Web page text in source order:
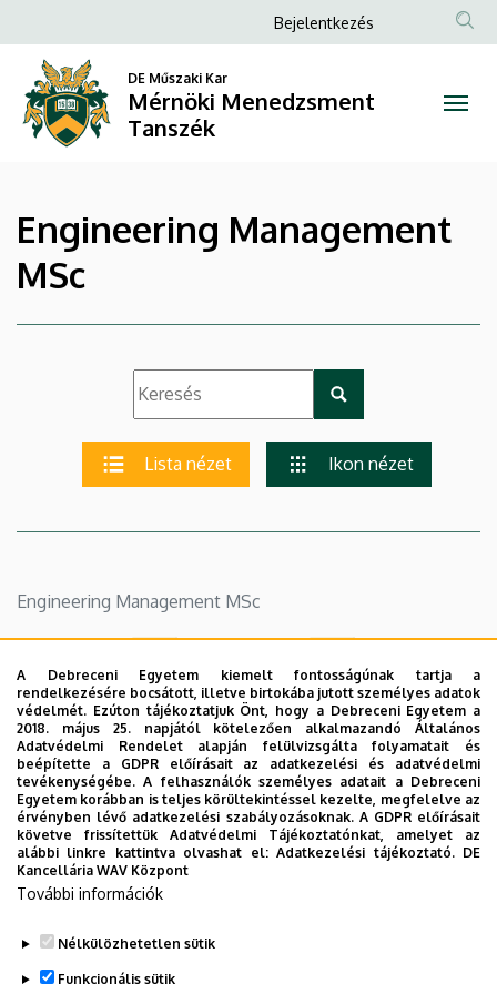
Mérnöki
Menedzsment
Tanszék
a
tartalomra
Anonim
fiók
menüje
Bejelentkezés
DE Műszaki Kar
Mérnöki Menedzsment
Tanszék
Engineering Management
MSc
Lista nézet Ikon nézet
Engineering Management MSc
Educational and
Outcome
Requirements of
Engineering
Management
Msc.docx
Most Important
Changes in the
Specifications of
Engineering
Management
MSc.docx
Engineering
A Debreceni Egyetem kiemelt fontosságúnak tartja a
rendelkezésére bocsátott, illetve birtokába jutott személyes adatok
védelmét. Ezúton tájékoztatjuk Önt, hogy a Debreceni Egyetem a
2018. május 25. napjától kötelezően alkalmazandó Általános
Adatvédelmi Rendelet alapján felülvizsgálta folyamatait és
beépítette a GDPR előírásait az adatkezelési és adatvédelmi
tevékenységébe. A felhasználók személyes adatait a Debreceni
Egyetem korábban is teljes körültekintéssel kezelte, megfelelve az
érvényben lévő adatkezelési szabályozásoknak. A GDPR előírásait
követve frissítettük Adatvédelmi Tájékoztatónkat, amelyet az
alábbi linkre kattintva olvashat el:Adatkezelési tájékoztató. DE
Kancellária WAV Központ
További információk
Nélkülözhetetlen sütik
Funkcionális sütik